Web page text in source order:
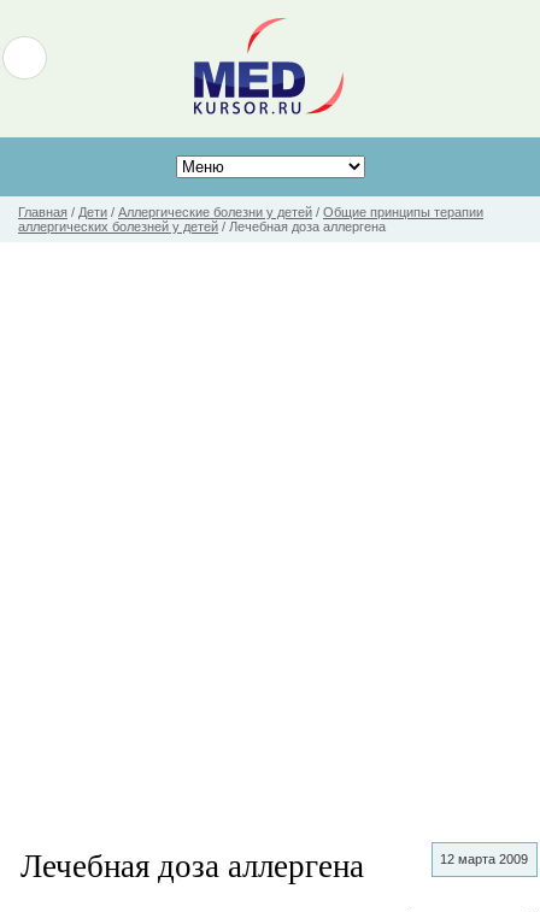
Главная / Дети / Аллергические болезни у детей / Общие принципы терапии
аллергических болезней у детей / Лечебная доза аллергена
12 марта 2009
Лечебная доза аллергена